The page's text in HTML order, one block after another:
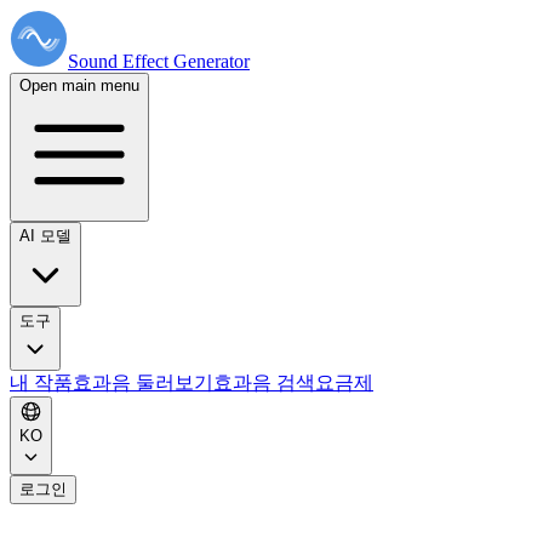
Sound Effect Generator
Open main menu
AI 모델
도구
내 작품효과음 둘러보기 효과음 검색 요금제
KO
로그인